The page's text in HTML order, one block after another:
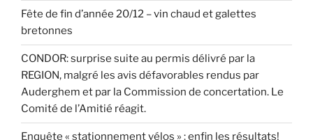
Fête de fin d’année 20/12 – vin chaud et galettes
bretonnes
CONDOR: surprise suite au permis délivré par la
REGION, malgré les avis défavorables rendus par
Auderghem et par la Commission de concertation. Le
Comité de l’Amitié réagit.
Enquête « stationnement vélos » : enfin les résultats!